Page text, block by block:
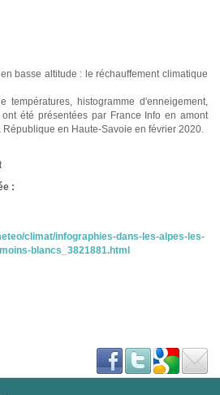
basse altitude : le réchauffement climatique
températures, histogramme d'enneigement,
été présentées par France Info en amont
en Haute-Savoie en février 2020.
:
climat/infographies-dans-les-alpes-les-
blancs_3821881.html